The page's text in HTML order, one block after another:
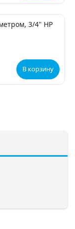
3/4" НР
В корзину